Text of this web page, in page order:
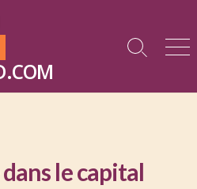
Search
le capital